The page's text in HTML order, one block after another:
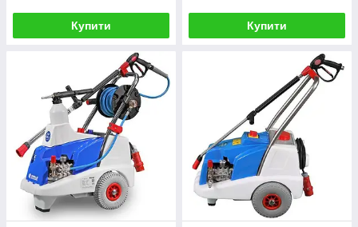
Купити Купити